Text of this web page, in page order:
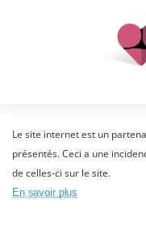
Le site internet est un
présentés. Ceci a une
de celles-ci sur le site.
En savoir plus